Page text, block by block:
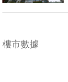
樓市數據